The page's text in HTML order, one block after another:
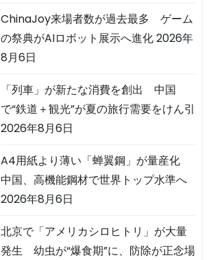
ChinaJoy来場者数が過去最多 ゲーム
の祭典がAIロボット展示へ進化2026年
8月6日
「列車」が新たな消費を創出 中国
で“鉄道＋観光”が夏の旅行需要をけん引
2026年8月6日
A4用紙より薄い「蝉翼鋼」が量産化
中国、高機能鋼材で世界トップ水準へ
2026年8月6日
北京で「アメリカシロヒトリ」が大量
発生 幼虫が“爆食期”に、防除が正念場